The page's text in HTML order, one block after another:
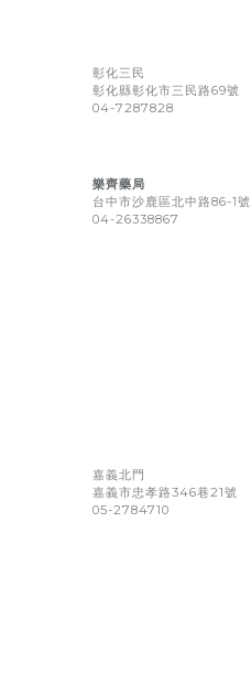
彰化三民
彰化縣彰化市三民路69號
04-7287828
樂齊藥局
台中市沙鹿區北中路86-1號
04-26338867
嘉義北門
嘉義市忠孝路346巷21號
05-2784710